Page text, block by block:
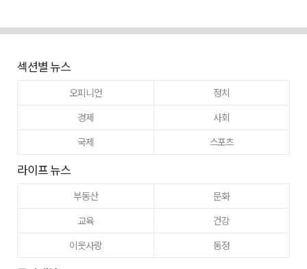
섹션별 뉴스
오피니언
정치
경제
사회
국제
스포츠
라이프 뉴스
부동산
문화
교육
건강
이웃사랑
동정